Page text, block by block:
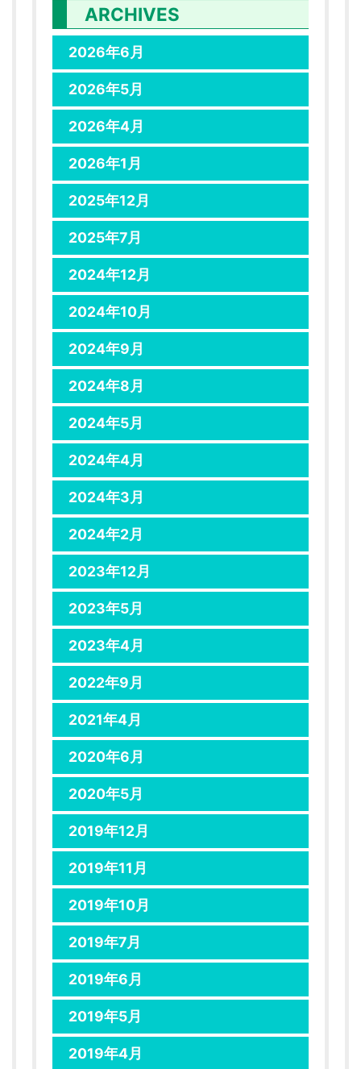
ARCHIVES
2026年6月
2026年5月
2026年4月
2026年1月
2025年12月
2025年7月
2024年12月
2024年10月
2024年9月
2024年8月
2024年5月
2024年4月
2024年3月
2024年2月
2023年12月
2023年5月
2023年4月
2022年9月
2021年4月
2020年6月
2020年5月
2019年12月
2019年11月
2019年10月
2019年7月
2019年6月
2019年5月
2019年4月